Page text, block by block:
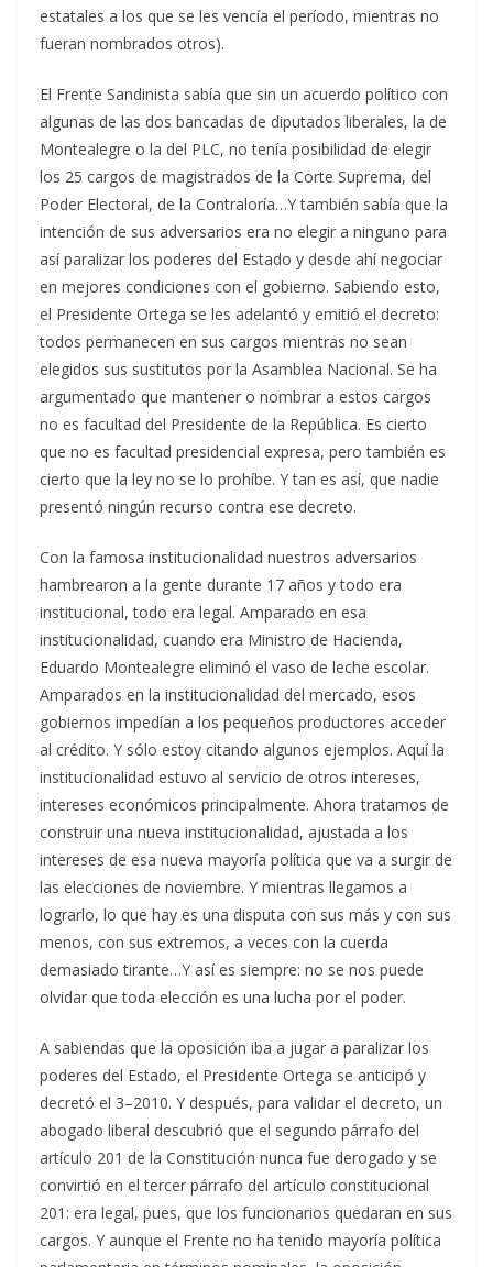
estatales a los que se les vencía el período, mientras no
fueran nombrados otros).
El Frente Sandinista sabía que sin un acuerdo político con
algunas de las dos bancadas de diputados liberales, la de
Montealegre o la del PLC, no tenía posibilidad de elegir
los 25 cargos de magistrados de la Corte Suprema, del
Poder Electoral, de la Contraloría…Y también sabía que la
intención de sus adversarios era no elegir a ninguno para
así paralizar los poderes del Estado y desde ahí negociar
en mejores condiciones con el gobierno. Sabiendo esto,
el Presidente Ortega se les adelantó y emitió el decreto:
todos permanecen en sus cargos mientras no sean
elegidos sus sustitutos por la Asamblea Nacional. Se ha
argumentado que mantener o nombrar a estos cargos
no es facultad del Presidente de la República. Es cierto
que no es facultad presidencial expresa, pero también es
cierto que la ley no se lo prohíbe. Y tan es así, que nadie
presentó ningún recurso contra ese decreto.
Con la famosa institucionalidad nuestros adversarios
hambrearon a la gente durante 17 años y todo era
institucional, todo era legal. Amparado en esa
institucionalidad, cuando era Ministro de Hacienda,
Eduardo Montealegre eliminó el vaso de leche escolar.
Amparados en la institucionalidad del mercado, esos
gobiernos impedían a los pequeños productores acceder
al crédito. Y sólo estoy citando algunos ejemplos. Aquí la
institucionalidad estuvo al servicio de otros intereses,
intereses económicos principalmente. Ahora tratamos de
construir una nueva institucionalidad, ajustada a los
intereses de esa nueva mayoría política que va a surgir de
las elecciones de noviembre. Y mientras llegamos a
lograrlo, lo que hay es una disputa con sus más y con sus
menos, con sus extremos, a veces con la cuerda
demasiado tirante…Y así es siempre: no se nos puede
olvidar que toda elección es una lucha por el poder.
A sabiendas que la oposición iba a jugar a paralizar los
poderes del Estado, el Presidente Ortega se anticipó y
decretó el 3–2010. Y después, para validar el decreto, un
abogado liberal descubrió que el segundo párrafo del
artículo 201 de la Constitución nunca fue derogado y se
convirtió en el tercer párrafo del artículo constitucional
201: era legal, pues, que los funcionarios quedaran en sus
cargos. Y aunque el Frente no ha tenido mayoría política